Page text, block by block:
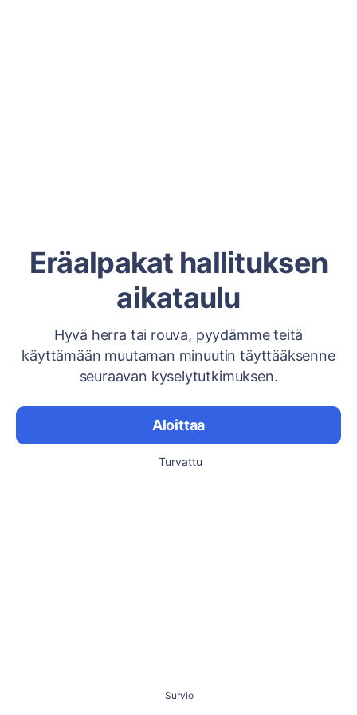
Eräalpakat hallituksen
aikataulu
Hyvä herra tai rouva, pyydämme teitä
käyttämään muutaman minuutin täyttääksenne
seuraavan kyselytutkimuksen.
Aloittaa
Turvattu
Survio